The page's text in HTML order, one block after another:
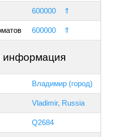
600000 ⇑
600000 ⇑
информация
Владимир (город)
Vladimir, Russia
Q2684